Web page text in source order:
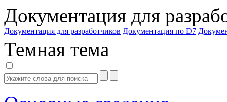
Документация для
Документация для разработчиков Документация по D7
Темная тема